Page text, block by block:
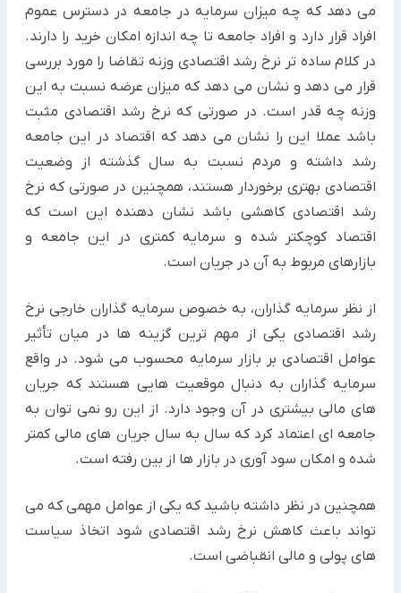
می دهد که چه میزان سرمایه در جامعه در دسترس عموم
افراد قرار دارد و افراد جامعه تا چه اندازه امکان خرید را دارند.
در کلام ساده تر نرخ رشد اقتصادی وزنه تقاضا را مورد بررسی
قرار می دهد و نشان می دهد که میزان عرضه نسبت به این
وزنه چه قدر است. در صورتی که نرخ رشد اقتصادی مثبت
باشد عملا این را نشان می دهد که اقتصاد در این جامعه
رشد داشته و مردم نسبت به سال گذشته از وضعیت
اقتصادی بهتری برخوردار هستند، همچنین در صورتی که نرخ
رشد اقتصادی کاهشی باشد نشان دهنده این است که
اقتصاد کوچکتر شده و سرمایه کمتری در این جامعه و
بازارهای مربوط به آن در جریان است.
از نظر سرمایه گذاران، به خصوص سرمایه گذاران خارجی نرخ
رشد اقتصادی یکی از مهم ترین گزینه ها در میان تأثیر
عوامل اقتصادی بر بازار سرمایه محسوب می شود. در واقع
سرمایه گذاران به دنبال موقعیت هایی هستند که جریان
های مالی بیشتری در آن وجود دارد. از این رو نمی توان به
جامعه ای اعتماد کرد که سال به سال جریان های مالی کمتر
شده و امکان سود آوری در بازار ها از بین رفته است.
همچنین در نظر داشته باشید که یکی از عوامل مهمی که می
تواند باعث کاهش نرخ رشد اقتصادی شود اتخاذ سیاست
های پولی و مالی انقباضی است.